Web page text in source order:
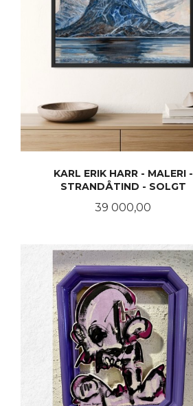
KARL ERIK HARR - MALERI -
STRANDÅTIND - SOLGT
Pris
39 000,00